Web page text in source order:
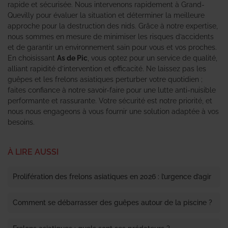
rapide et sécurisée. Nous intervenons rapidement à Grand-
Quevilly pour évaluer la situation et déterminer la meilleure
approche pour la destruction des nids. Grâce à notre expertise,
nous sommes en mesure de minimiser les risques d’accidents
et de garantir un environnement sain pour vous et vos proches.
En choisissant As de Pic , vous optez pour un service de qualité,
alliant rapidité d’intervention et efficacité. Ne laissez pas les
guêpes et les frelons asiatiques perturber votre quotidien ;
faites confiance à notre savoir-faire pour une lutte anti-nuisible
performante et rassurante. Votre sécurité est notre priorité, et
nous nous engageons à vous fournir une solution adaptée à vos
besoins.
À LIRE AUSSI
Prolifération des frelons asiatiques en 2026 : l’urgence d’agir
Comment se débarrasser des guêpes autour de la piscine ?